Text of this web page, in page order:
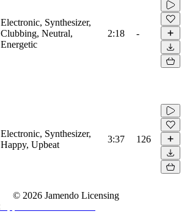
Electronic, Synthesizer,
Clubbing, Neutral,
Energetic
2:18 -
Electronic, Synthesizer,
Happy, Upbeat
3:37 126
© 2026 Jamendo Licensing